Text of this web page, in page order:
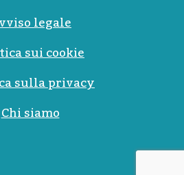
legale
sui cookie
sulla privacy
Chi siamo